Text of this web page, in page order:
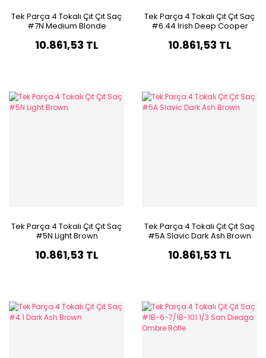
Tek Parça 4 Tokalı Çıt Çıt Saç
#7N Medium Blonde
10.861,53 TL
Tek Parça 4 Tokalı Çıt Çıt Saç
#6.44 Irish Deep Cooper
10.861,53 TL
Tek Parça 4 Tokalı Çıt Çıt Saç
#5N Light Brown
10.861,53 TL
Tek Parça 4 Tokalı Çıt Çıt Saç
#5A Slavic Dark Ash Brown
10.861,53 TL